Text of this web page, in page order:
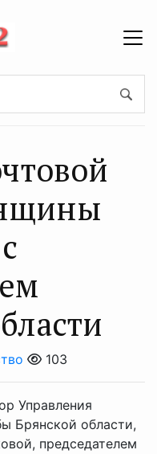
103
Управления
Брянской области,
председателем